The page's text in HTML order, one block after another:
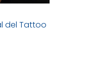
del Tattoo